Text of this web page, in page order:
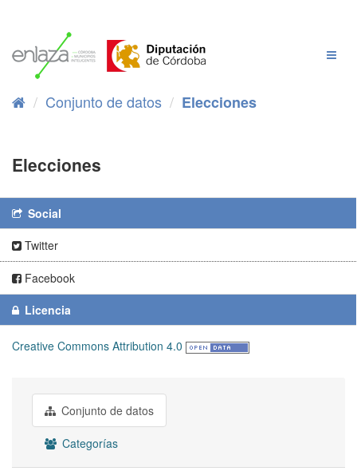
Conjunto de datos Elecciones
Elecciones
Social
Twitter
Facebook
Licencia
Creative Commons Attribution 4.0
Conjunto de datos
Categorías